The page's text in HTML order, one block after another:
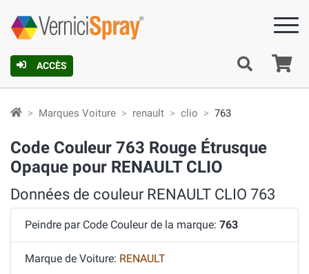
ACCÈS
Marques Voiture renault clio 763
Code Couleur 763 Rouge Étrusque
Opaque pour RENAULT CLIO
Données de couleur RENAULT CLIO 763
Peindre par Code Couleur de la marque: 763
Marque de Voiture: RENAULT